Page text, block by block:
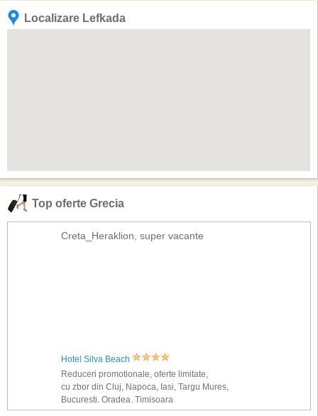
Localizare Lefkada
Top oferte Grecia
Creta_Heraklion, super vacante
Hotel Silva Beach
Reduceri promotionale, oferte limitate,
cu zbor din Cluj, Napoca, Iasi, Targu Mures,
Bucuresti, Oradea, Timisoara